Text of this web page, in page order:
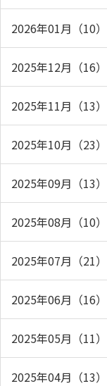
2026年01月（10）
2025年12月（16）
2025年11月（13）
2025年10月（23）
2025年09月（13）
2025年08月（10）
2025年07月（21）
2025年06月（16）
2025年05月（11）
2025年04月（13）